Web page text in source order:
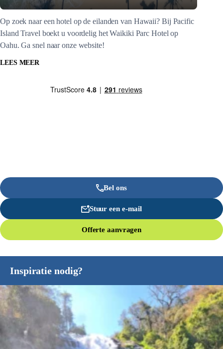
Op zoek naar een hotel op de eilanden van Hawaii? Bij Pacific
Island Travel boekt u voordelig het Waikiki Parc Hotel op
Oahu. Ga snel naar onze website!
LEES MEER
Bel ons
Stuur een e-mail
Offerte aanvragen
Inspiratie nodig?